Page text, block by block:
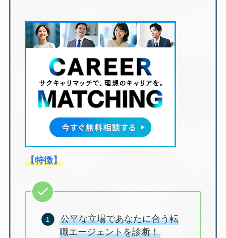
【特徴】
公平な立場であなたに合う転
職エージェントを診断！